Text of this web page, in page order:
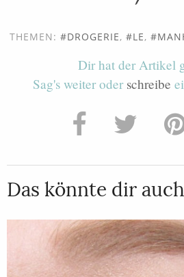
THEMEN: DROGERIE, LE,
Dir hat der Artikel
Sag's weiter oder schreibe
Das könnte dir